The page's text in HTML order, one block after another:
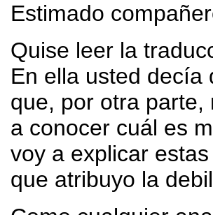
Estimado
Quise leer la
En ella usted decía
que, por otra
a conocer cuál es
voy a explicar
que atribuyo la